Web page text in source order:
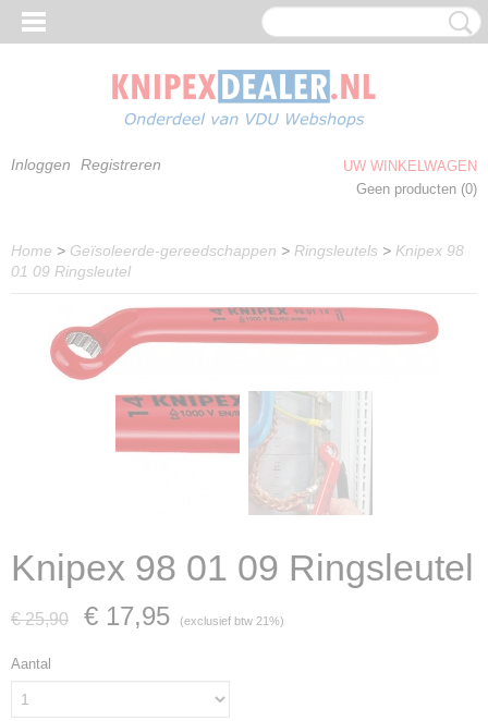
Inloggen Registreren
UW WINKELWAGEN
Geen producten (0)
Home > Geïsoleerde-gereedschappen > Ringsleutels > Knipex 98
01 09 Ringsleutel
Knipex 98 01 09 Ringsleutel
€ 25,90 € 17,95 (exclusief btw 21%)
Aantal